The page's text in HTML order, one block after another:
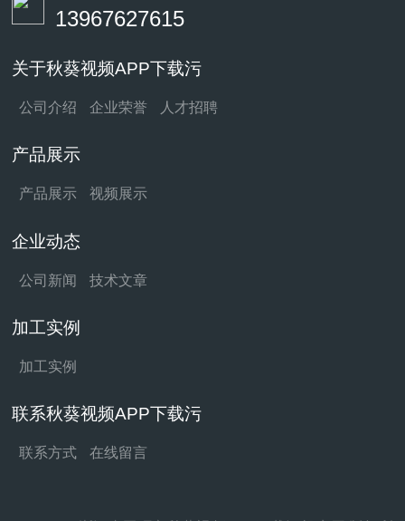
13967627615
关于秋葵视频APP下载污
公司介绍 企业荣誉 人才招聘
产品展示
产品展示 视频展示
企业动态
公司新闻 技术文章
加工实例
加工实例
联系秋葵视频APP下载污
联系方式 在线留言